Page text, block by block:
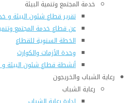
خدمة المجتمع وتنمية البيئة
تقرير قطاع شئون البيئة و
عن قطاع خدمة المجتمع
الخطة السنوية للقطاع
وحدة الأزمات والكوارث
أنشطة قطاع شئون البيئة و
رعاية الشباب والخريجون
رعاية الشباب